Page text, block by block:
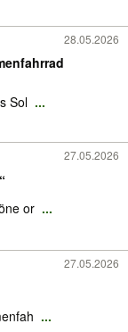
28.05.2026
Sol ...
27.05.2026
or ...
27.05.2026
...